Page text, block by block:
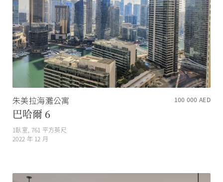
朱美拉海灘公寓 100 000 AED
巴哈爾 6
1臥室, 761 平方英尺
2022 年 12 月